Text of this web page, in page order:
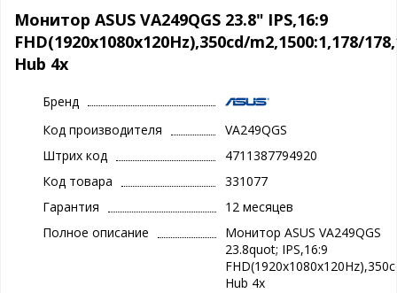
Монитор ASUS VA249QGS 23.8" IPS,16:9
FHD(1920x1080x120Hz),350cd/m2,1500:1,178/
Hub 4x
Бренд
Код производителя
VA249QGS
Штрих код
4711387794920
Код товара
331077
Гарантия
12 месяцев
Полное описание
Монитор ASUS VA249QGS
23.8quot; IPS,16:9
Hub 4x